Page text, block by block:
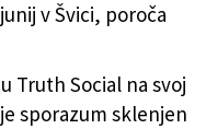
v Švici, poroča
Truth Social na svoj
sporazum sklenjen